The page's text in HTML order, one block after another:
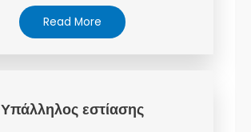
Read More
Υπάλληλος εστίασης